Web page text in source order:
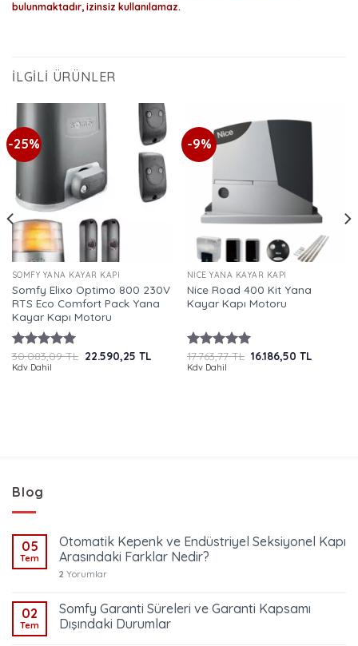
bulunmaktadır, izinsiz kullanılamaz.
İLGILI ÜRÜNLER
-25%
SOMFY YANA KAYAR KAPI
Somfy Elixo Optimo 800 230V
RTS Eco Comfort Pack Yana
Kayar Kapı Motoru
5 üzerinden
5.00oy
30.083,09TL Orijinal
22.590,25 TL
Kdv Dahil
-9%
NICE YANA KAYAR KAPI
Nice Road 400 Kit Yana
Kayar Kapı Motoru
5 üzerinden
5.00oy
17.763,77TL Orijinal
16.186,50 TL
Kdv Dahil
Blog
05
Tem
Otomatik Kepenk ve Endüstriyel Seksiyonel Kapı
Arasındaki Farklar Nedir?
2 Yorumlar
02
Tem
Somfy Garanti Süreleri ve Garanti Kapsamı
Dışındaki Durumlar